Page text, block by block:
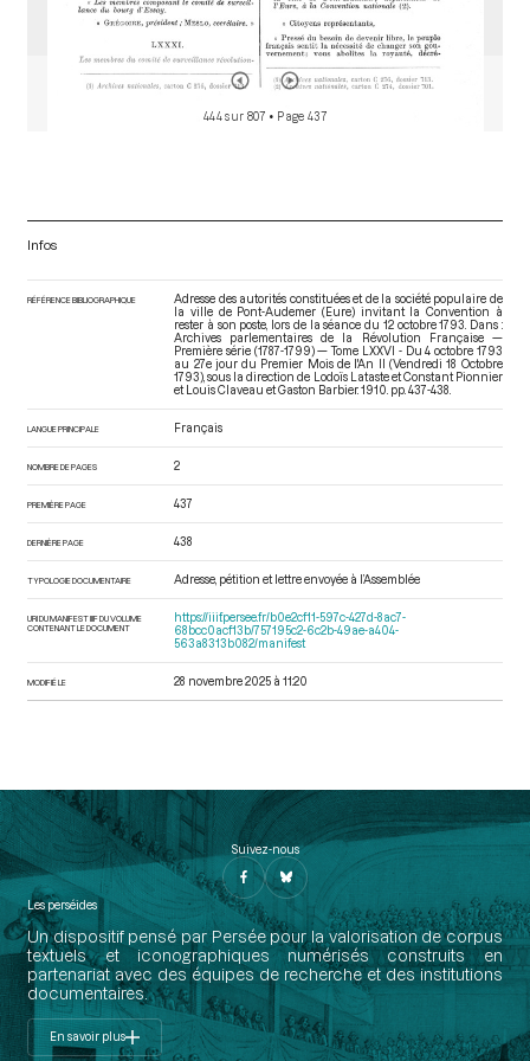
444 sur 807 • Page 437
Infos
RÉFÉRENCE BIBLIOGRAPHIQUE
Adresse des autorités constituées et de la société populaire de
la ville de Pont-Audemer (Eure) invitant la Convention à
rester à son poste, lors de la séance du 12 octobre 1793. Dans :
Archives parlementaires de la Révolution Française —
Première série (1787-1799) — Tome LXXVI - Du 4 octobre 1793
au 27e jour du Premier Mois de l'An II (Vendredi 18 Octobre
1793) , sous la direction de Lodoïs Lataste et Constant Pionnier
et Louis Claveau et Gaston Barbier. 1910. pp. 437-438.
LANGUE PRINCIPALE Français
NOMBRE DE PAGES 2
PREMIÈRE PAGE 437
DERNIÈRE PAGE 438
TYPOLOGIE DOCUMENTAIRE Adresse, pétition et lettre envoyée à l’Assemblée
URI DU MANIFEST IIIF DU VOLUME
CONTENANT LE DOCUMENT
https://iiif.persee.fr/b0e2cf11-597c-427d-8ac7-
68bcc0acf13b/757195c2-6c2b-49ae-a404-
563a8313b082/manifest
MODIFIÉ LE 28 novembre 2025 à 11:20
Suivez-nous
Les perséides
Un dispositif pensé par Persée pour la valorisation de corpus
textuels et iconographiques numérisés construits en
partenariat avec des équipes de recherche et des institutions
documentaires.
En savoir plus